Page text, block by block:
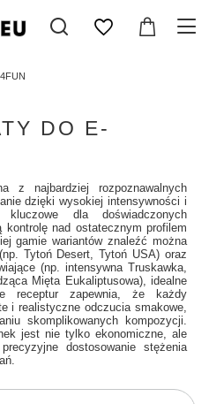
4FUN
DO E-
z najbardziej rozpoznawalnych
dzięki wysokiej intensywności i
dla doświadczonych
kontrolę nad ostatecznym profilem
gamie wariantów znaleźć można
Tytoń Desert, Tytoń USA) oraz
(np. intensywna Truskawka,
Mięta Eukaliptusowa), idealne
receptur zapewnia, że każdy
i realistyczne odczucia smakowe,
skomplikowanych kompozycji.
jest nie tylko ekonomiczne, ale
dostosowanie stężenia